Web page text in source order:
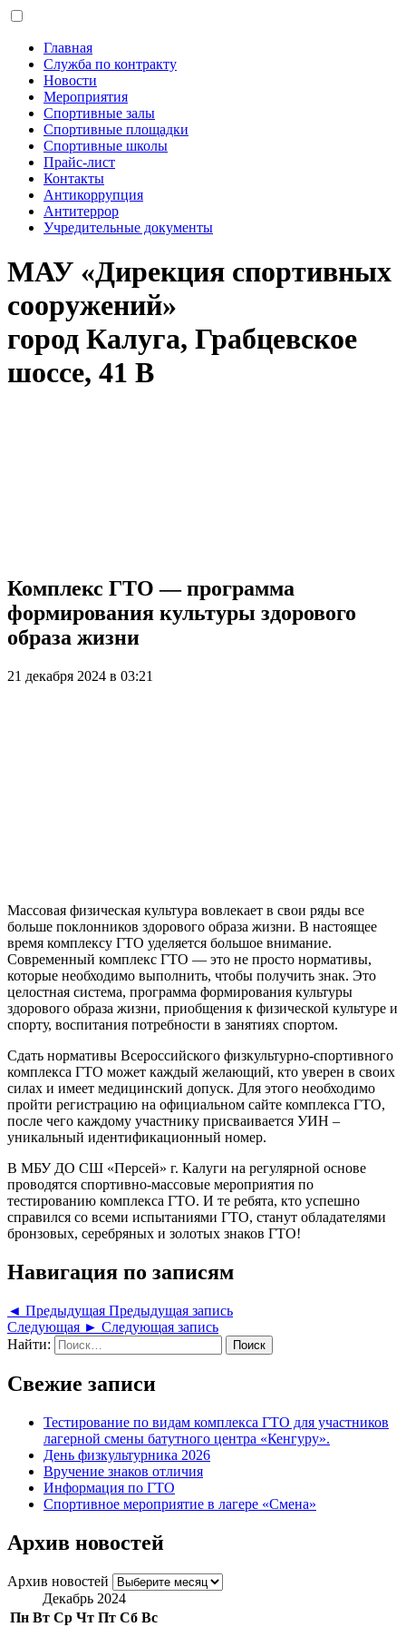
Главная
Служба по контракту
Новости
Мероприятия
Спортивные залы
Спортивные площадки
Спортивные школы
Прайс-лист
Контакты
Антикоррупция
Антитеррор
Учредительные документы
МАУ «Дирекция спортивных
сооружений»
город Калуга, Грабцевское
шоссе, 41 В
Комплекс ГТО — программа
формирования культуры здорового
образа жизни
21 декабря 2024 в 03:21
Массовая физическая культура вовлекает в свои ряды все
больше поклонников здорового образа жизни. В настоящее
время комплексу ГТО уделяется большое внимание.
Современный комплекс ГТО — это не просто нормативы,
которые необходимо выполнить, чтобы получить знак. Это
целостная система, программа формирования культуры
здорового образа жизни, приобщения к физической культуре и
спорту, воспитания потребности в занятиях спортом.
Сдать нормативы Всероссийского физкультурно-спортивного
комплекса ГТО может каждый желающий, кто уверен в своих
силах и имеет медицинский допуск. Для этого необходимо
пройти регистрацию на официальном сайте комплекса ГТО,
после чего каждому участнику присваивается УИН –
уникальный идентификационный номер.
В МБУ ДО СШ «Персей» г. Калуги на регулярной основе
проводятся спортивно-массовые мероприятия по
тестированию комплекса ГТО. И те ребята, кто успешно
справился со всеми испытаниями ГТО, станут обладателями
бронзовых, серебряных и золотых знаков ГТО!
Навигация по записям
◄ Предыдущая Предыдущая запись
Следующая ► Следующая запись
Найти:
Свежие записи
Тестирование по видам комплекса ГТО для участников
лагерной смены батутного центра «Кенгуру».
День физкультурника 2026
Вручение знаков отличия
Информация по ГТО
Спортивное мероприятие в лагере «Смена»
Архив новостей
Архив новостей
Декабрь 2024
Пн Вт Ср Чт Пт Сб Вс